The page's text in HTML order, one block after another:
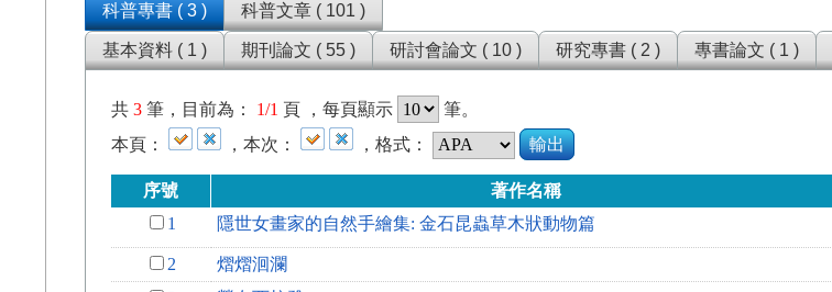
基本資料 ( 1 ) 期刊論文 ( 55 ) 研討會論文 ( 10 ) 研究專書 ( 2 ) 專書論文 ( 1 )
科普專書 ( 3 ) 科普文章 ( 101 )
共 3筆，目前為： 1/1 頁 ，每頁顯示
筆。
本頁：
，本次： ，格式： 輸出
序號 著作名稱
1
隱世女畫家的自然手繪集: 金石昆蟲草木狀動物篇
2 熠熠洄瀾